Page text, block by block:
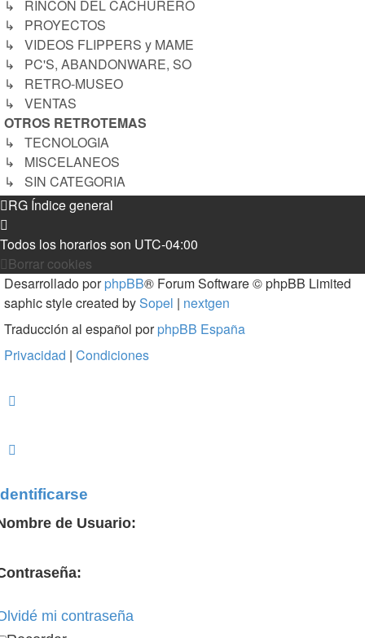
↳ RINCON DEL CACHURERO
↳ PROYECTOS
↳ VIDEOS FLIPPERS y MAME
↳ PC'S, ABANDONWARE, SO
↳ RETRO-MUSEO
↳ VENTAS
OTROS RETROTEMAS
↳ TECNOLOGIA
↳ MISCELANEOS
↳ SIN CATEGORIA
RG Índice general
Todos los horarios son UTC-04:00
Borrar cookies
Desarrollado porphpBB® Forum Software © phpBB Limited
saphic style created bySopel | nextgen
Traducción al español porphpBB España
Privacidad | Condiciones
de Usuario:
mi contraseña